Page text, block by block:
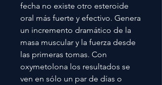
fecha no existe otro esteroide
oral más fuerte y efectivo. Genera
un incremento dramático de la
masa muscular y la fuerza desde
las primeras tomas. Con
oxymetolona los resultados se
ven en sólo un par de días o